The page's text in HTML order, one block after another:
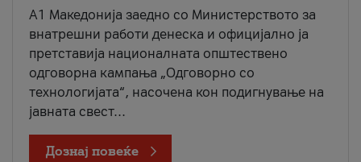
A1 Македонија заедно со Министерството за
внатрешни работи денеска и официјално ја
претставија националната општествено
одговорна кампања „Одговорно со
технологијата“, насочена кон подигнување на
јавната свест...
Дознај повеќе